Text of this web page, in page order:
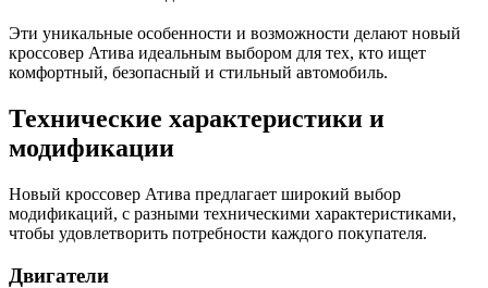
Эти уникальные особенности и возможности делают новый
кроссовер Атива идеальным выбором для тех, кто ищет
комфортный, безопасный и стильный автомобиль.
Технические характеристики и
модификации
Новый кроссовер Атива предлагает широкий выбор
модификаций, с разными техническими характеристиками,
чтобы удовлетворить потребности каждого покупателя.
Двигатели